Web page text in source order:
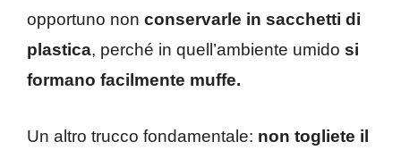
opportuno non conservarle in sacchetti di
plastica, perché in quell’ambiente umido si
formano facilmente muffe.
Un altro trucco fondamentale: non togliete il